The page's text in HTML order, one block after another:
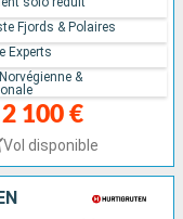
2 100 €
Vol disponible
Fjords & Polaires
Experts
&